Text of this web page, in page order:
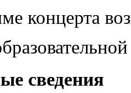
концерта
сведения